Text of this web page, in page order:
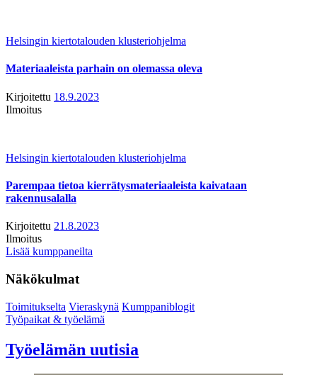
Helsingin kiertotalouden klusteriohjelma
Materiaaleista parhain on olemassa oleva
Kirjoitettu 18.9.2023
Ilmoitus
Helsingin kiertotalouden klusteriohjelma
Parempaa tietoa kierrätysmateriaaleista kaivataan
rakennusalalla
Kirjoitettu 21.8.2023
Ilmoitus
Lisää kumppaneilta
Näkökulmat
Toimitukselta Vieraskynä Kumppaniblogit
Työpaikat & työelämä
Työelämän uutisia